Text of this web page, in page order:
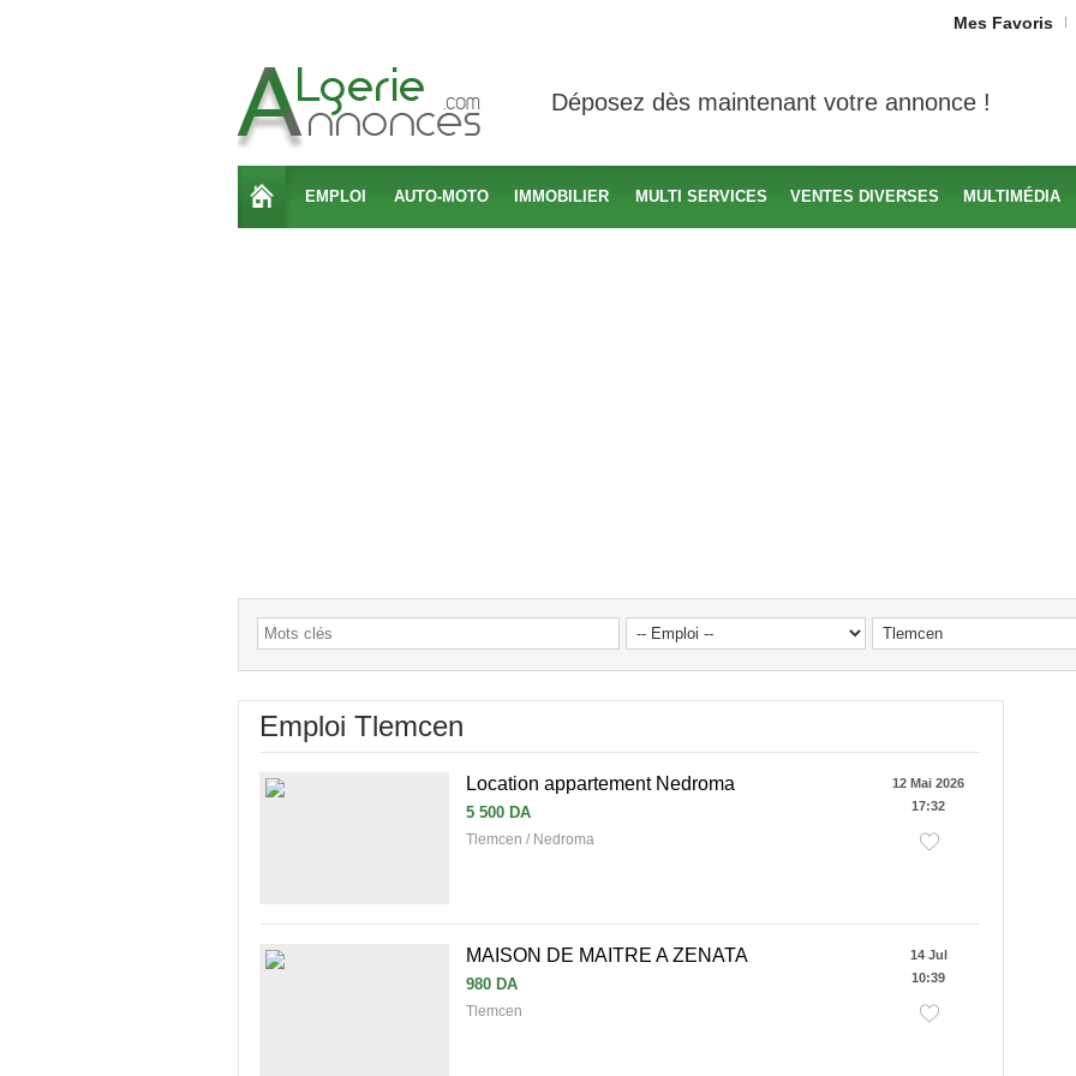
Mes Favoris
Déposez dès maintenant votre annonce !
EMPLOI AUTO-MOTO IMMOBILIER MULTI SERVICES VENTES DIVERSES MULTIMÉDIA
Emploi Tlemcen
Location appartement Nedroma
5 500 DA
Tlemcen / Nedroma
12 Mai 2026
17:32
MAISON DE MAITRE A ZENATA
980 DA
Tlemcen
14 Jul
10:39